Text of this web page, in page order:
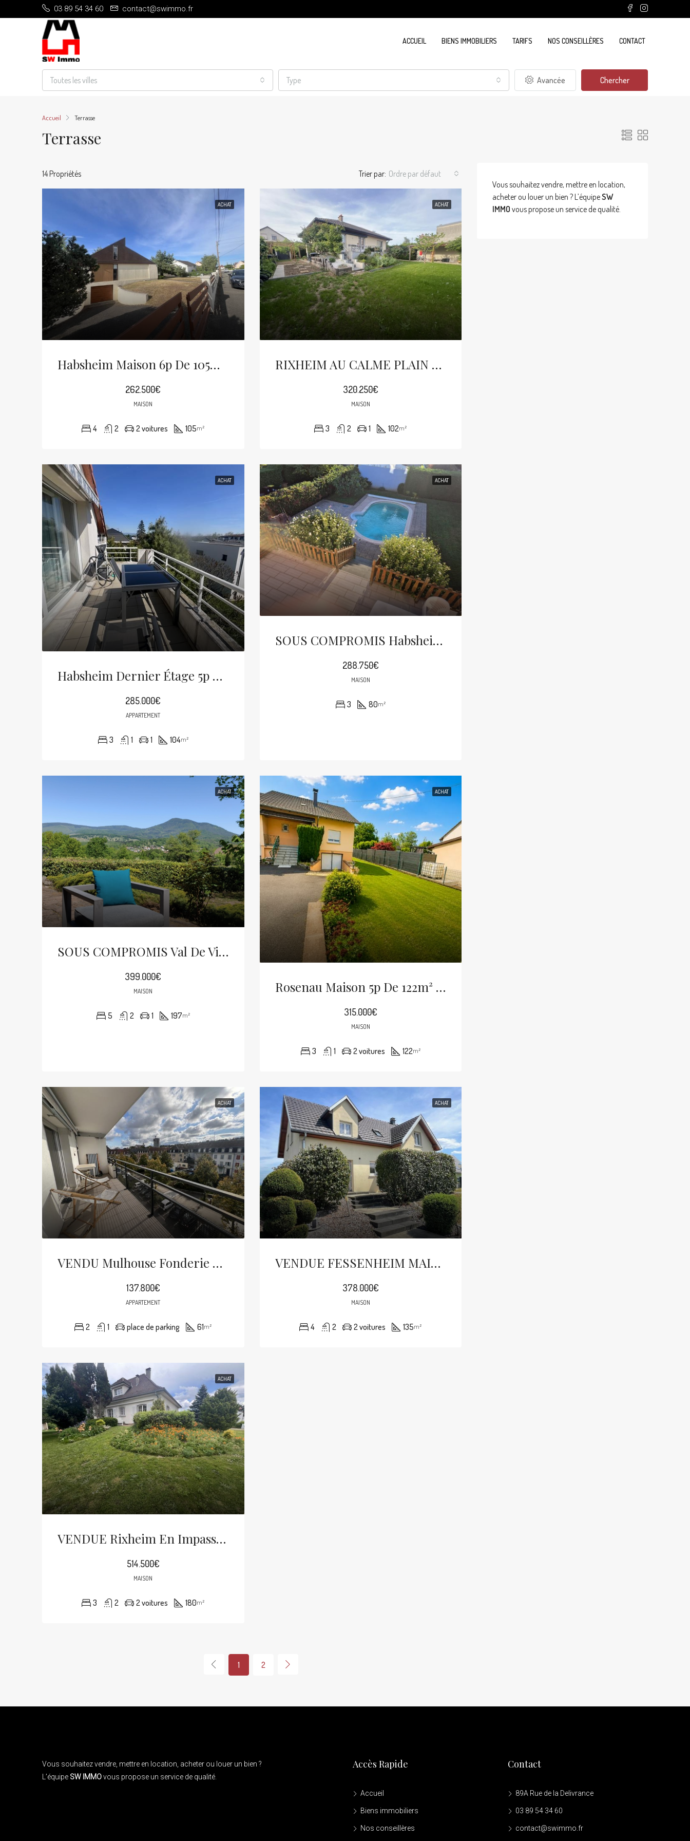
03 89 54 34 60 contact@swimmo.fr
ACCUEIL BIENS IMMOBILIERS TARIFS NOS CONSEILLÈRES CONTACT
Toutes les villes Type Avancée Chercher
Accueil Terrasse
Terrasse
14 Propriétés Trier par: Ordre par défaut
ACHAT
Habsheim Maison 6p De 105m² Sur 8 Ares
262.500€
MAISON
4 2 2 voitures 105m²
ACHAT
RIXHEIM AU CALME PLAIN PIED SUR 5.95ARES
320.250€
MAISON
3 2 1 102m²
ACHAT
Habsheim Dernier Étage 5p De 104m²
285.000€
APPARTEMENT
3 1 1 104m²
ACHAT
SOUS COMPROMIS Habsheim Maison 5p De 1997 Sur 5.19 Ares
288.750€
MAISON
3 80m²
ACHAT
SOUS COMPROMIS Val De Villé À Dieffenbach Au Val Maison De 200m² Sur 22 Ares
399.000€
MAISON
5 2 1 197m²
ACHAT
Rosenau Maison 5p De 122m² Sur 6 Ares
315.000€
MAISON
3 1 2 voitures 122m²
ACHAT
VENDU Mulhouse Fonderie Beau 3p Avec Terrasse De 10m²
137.800€
APPARTEMENT
2 1 place de parking 61m²
ACHAT
VENDUE FESSENHEIM MAISON 6P DE 135M² SUR 7.02 ARES
378.000€
MAISON
4 2 2 voitures 135m²
ACHAT
VENDUE Rixheim En Impasse Maison De Caractère De 180m² Habitable Sur 13.27 Ares
514.500€
MAISON
3 2 2 voitures 180m²
1 2
Vous souhaitez vendre, mettre en location,
acheter ou louer un bien ? L’équipeSW
IMMO vous propose un service de qualité.
Vous souhaitez vendre, mettre en location, acheter ou louer un bien ?
L’équipe SW IMMOvous propose un service de qualité.
Accès Rapide
Accueil
Biens immobiliers
Nos conseillères
Contact
89A Rue de la Delivrance
03 89 54 34 60
contact@swimmo.fr